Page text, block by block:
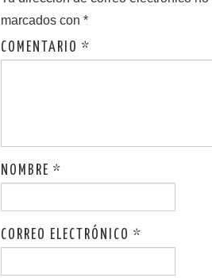
k
marcados con *
COMENTARIO *
NOMBRE *
CORREO ELECTRÓNICO *